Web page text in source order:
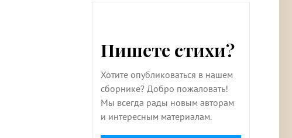
Пишете стихи?
Хотите опубликоваться в нашем
сборнике? Добро пожаловать!
Мы всегда рады новым авторам
и интересным материалам.